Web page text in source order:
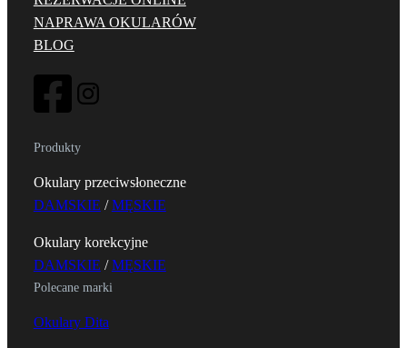
NAPRAWA OKULARÓW
BLOG
Produkty
Okulary przeciwsłoneczne
DAMSKIE /MĘSKIE
Okulary korekcyjne
DAMSKIE /MĘSKIE
Polecane marki
Okulary Dita